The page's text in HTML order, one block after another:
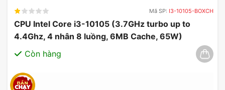
Mã SP: I3-10105-BOXCH
CPU Intel Core i3-10105 (3.7GHz turbo up to
4.4Ghz, 4 nhân 8 luồng, 6MB Cache, 65W)
03/2025
Còn hàng